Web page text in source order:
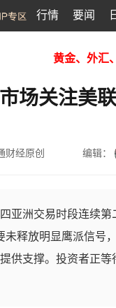
行情 要闻
黄金、外汇
场关注美
财经原创 编辑：
亚洲交易时段连续
未释放明显鹰派信号
供支撑。投资者正